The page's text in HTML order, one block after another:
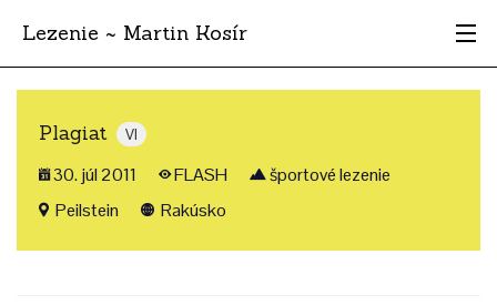
Lezenie ~ Martin Kosír
Najhodnotnejšie
Oblasti
Krajina
Štýl
Plagiat VI
30. júl 2011 FLASH
športové lezenie
Peilstein
Rakúsko